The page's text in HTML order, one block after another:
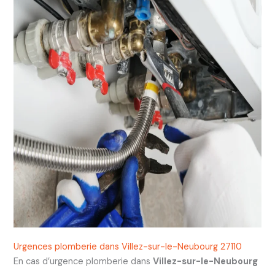
Urgences plomberie dans Villez-sur-le-Neubourg 27110
En cas d’urgence plomberie dans Villez-sur-le-Neubourg